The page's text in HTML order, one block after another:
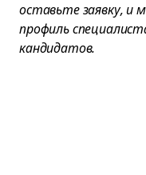
оставьте заявку,
профиль
кандидатов.